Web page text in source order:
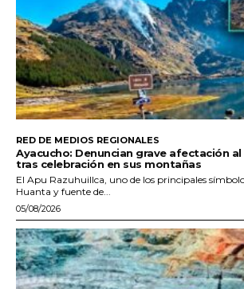
RED DE MEDIOS REGIONALES
Ayacucho: Denuncian grave afectación al
tras celebración en sus montañas
El Apu Razuhuillca, uno de los principales
Huanta y fuente de...
05/08/2026